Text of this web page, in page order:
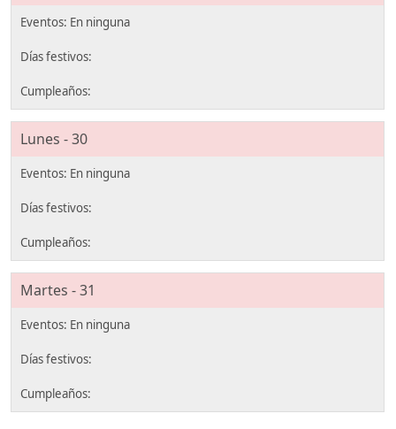
Lunes - 30
Martes - 31